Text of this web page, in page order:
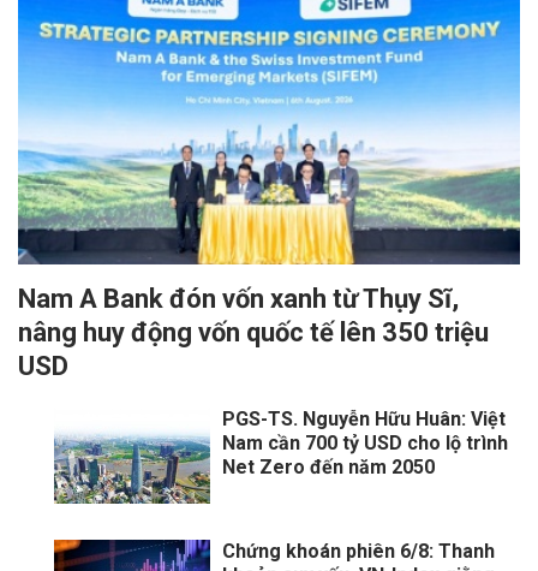
Nam A Bank đón vốn xanh từ Thụy Sĩ,
nâng huy động vốn quốc tế lên 350 triệu
USD
PGS-TS. Nguyễn Hữu Huân: Việt
Nam cần 700 tỷ USD cho lộ trình
Net Zero đến năm 2050
Chứng khoán phiên 6/8: Thanh